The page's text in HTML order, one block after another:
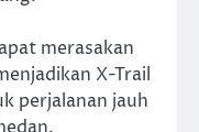
merasakan
X-Trail
perjalanan jauh